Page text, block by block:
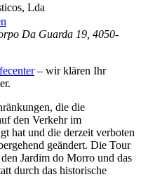
Lda
Da Guarda 19, 4050-
– wir klären Ihr
die die
den Verkehr im
hat und die derzeit verboten
geändert. Die Tour
Jardim do Morro und das
durch das historische